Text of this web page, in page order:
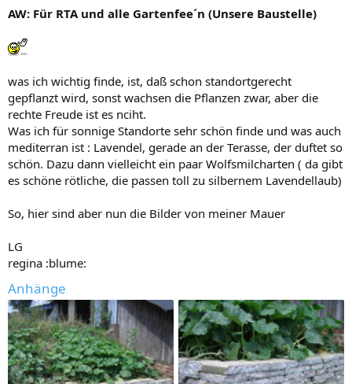
AW: Für RTA und alle Gartenfee´n (Unsere Baustelle)
was ich wichtig finde, ist, daß schon standortgerecht
gepflanzt wird, sonst wachsen die Pflanzen zwar, aber die
rechte Freude ist es nciht.
Was ich für sonnige Standorte sehr schön finde und was auch
mediterran ist : Lavendel, gerade an der Terasse, der duftet so
schön. Dazu dann vielleicht ein paar Wolfsmilcharten ( da gibt
es schöne rötliche, die passen toll zu silbernem Lavendellaub)
So, hier sind aber nun die Bilder von meiner Mauer
LG
regina :blume:
Anhänge